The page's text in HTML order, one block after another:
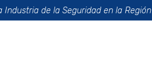
Industria de la Seguridad en la Región